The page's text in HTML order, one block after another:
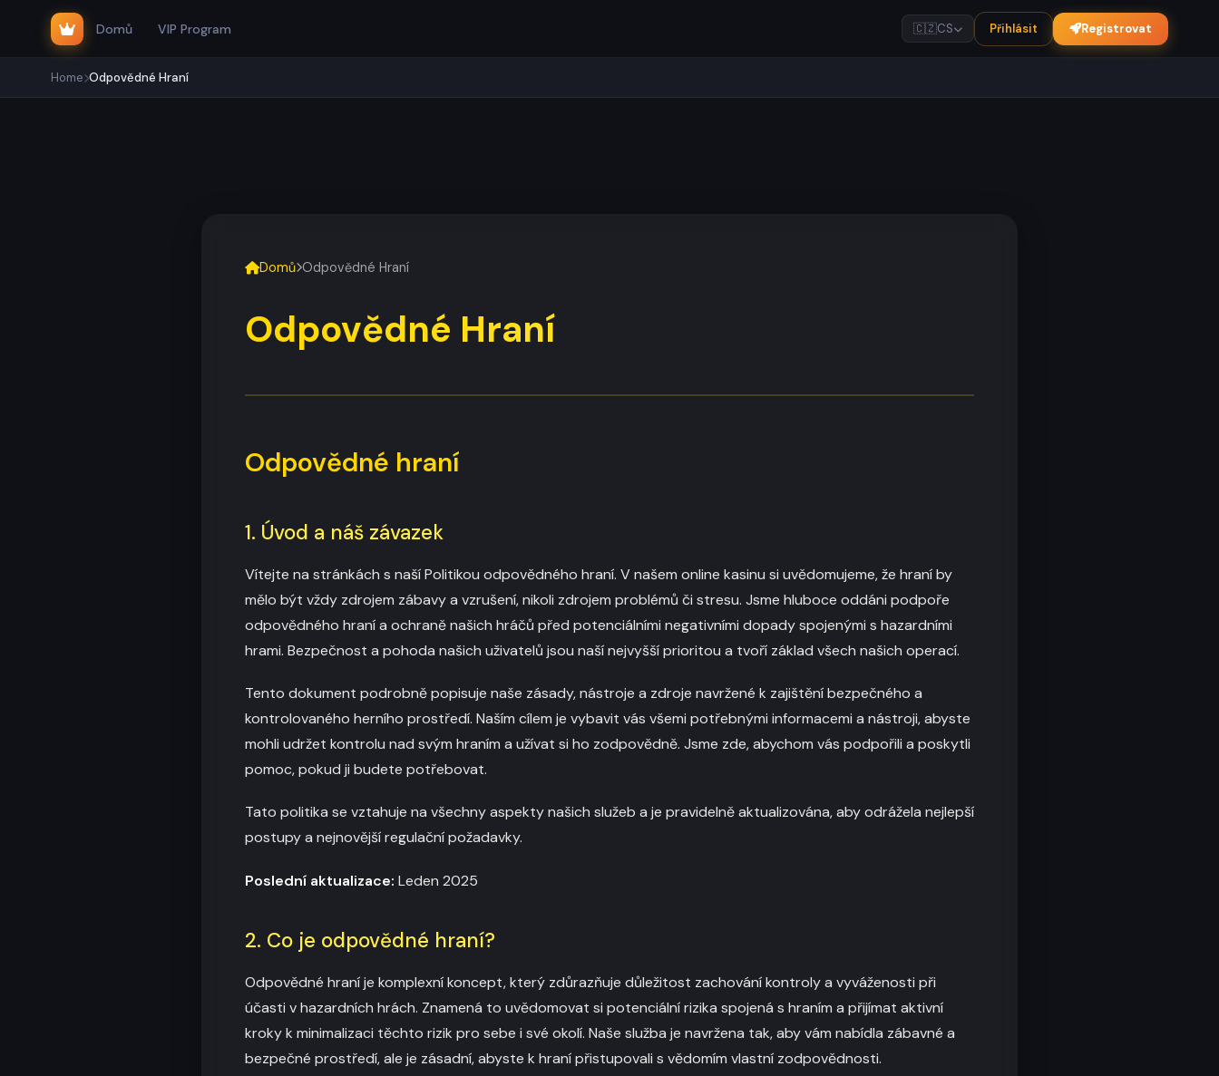
Domů VIP Program 🇨🇿CS Přihlásit Registrovat
Home Odpovědné Hraní
Domů Odpovědné Hraní
Odpovědné Hraní
Odpovědné hraní
1. Úvod a náš závazek
Vítejte na stránkách s naší Politikou odpovědného hraní. V našem online kasinu si uvědomujeme, že hraní by
mělo být vždy zdrojem zábavy a vzrušení, nikoli zdrojem problémů či stresu. Jsme hluboce oddáni podpoře
odpovědného hraní a ochraně našich hráčů před potenciálními negativními dopady spojenými s hazardními
hrami. Bezpečnost a pohoda našich uživatelů jsou naší nejvyšší prioritou a tvoří základ všech našich operací.
Tento dokument podrobně popisuje naše zásady, nástroje a zdroje navržené k zajištění bezpečného a
kontrolovaného herního prostředí. Naším cílem je vybavit vás všemi potřebnými informacemi a nástroji, abyste
mohli udržet kontrolu nad svým hraním a užívat si ho zodpovědně. Jsme zde, abychom vás podpořili a poskytli
pomoc, pokud ji budete potřebovat.
Tato politika se vztahuje na všechny aspekty našich služeb a je pravidelně aktualizována, aby odrážela nejlepší
postupy a nejnovější regulační požadavky.
Poslední aktualizace: Leden 2025
2. Co je odpovědné hraní?
Odpovědné hraní je komplexní koncept, který zdůrazňuje důležitost zachování kontroly a vyváženosti při
účasti v hazardních hrách. Znamená to uvědomovat si potenciální rizika spojená s hraním a přijímat aktivní
kroky k minimalizaci těchto rizik pro sebe i své okolí. Naše služba je navržena tak, aby vám nabídla zábavné a
bezpečné prostředí, ale je zásadní, abyste k hraní přistupovali s vědomím vlastní zodpovědnosti.